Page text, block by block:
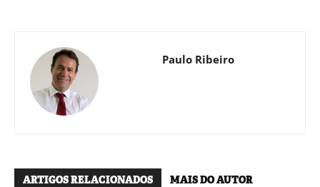
Paulo Ribeiro
ARTIGOS RELACIONADOS MAIS DO AUTOR